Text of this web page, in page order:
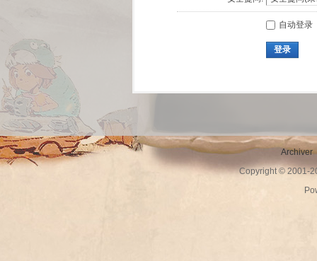
自动登录
登录
Archiver
Copyright © 2001-